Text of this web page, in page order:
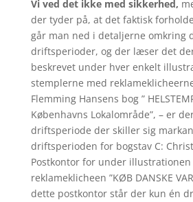
Vi ved det ikke med sikkerhed,
der tyder på, at det faktisk
går man ned i detaljerne omkring
driftsperioder, og der læser det
beskrevet under hver enkelt
stemplerne med
Flemming Hansens bog ”
Københavns Lokalområde”, – er
driftsperiode der skiller sig
driftsperioden for bogstav C:
Postkontor for under
reklameklicheen ”KØB DANSKE
dette postkontor står der kun én